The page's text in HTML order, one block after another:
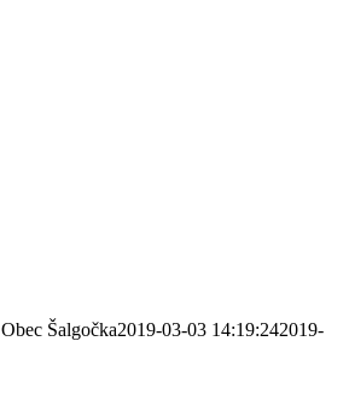
Obec Šalgočka2019-03-03 14:19:242019-